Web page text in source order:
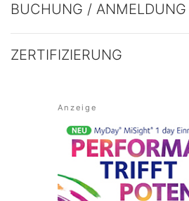
BUCHUNG / ANMELDUNG
ZERTIFIZIERUNG